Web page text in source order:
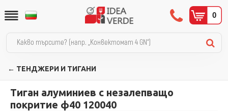
0
← ТЕНДЖЕРИ И ТИГАНИ
Тиган алуминиев с незалепващо
покритие ф40 120040